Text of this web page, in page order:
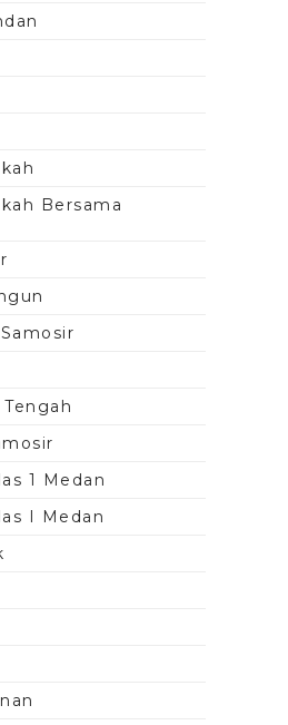
Bersama
1 Medan
I Medan